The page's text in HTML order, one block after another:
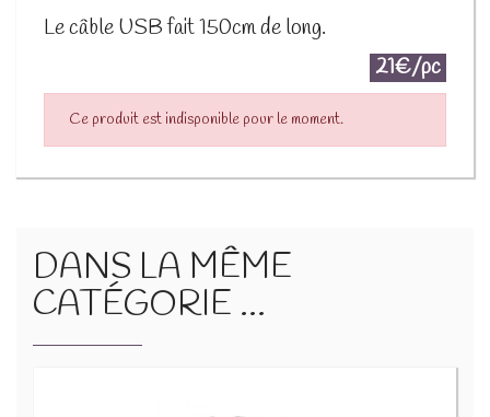
Le câble USB fait 150cm de long.
21€/pc
Ce produit est indisponible pour le moment.
DANS LA MÊME
CATÉGORIE ...